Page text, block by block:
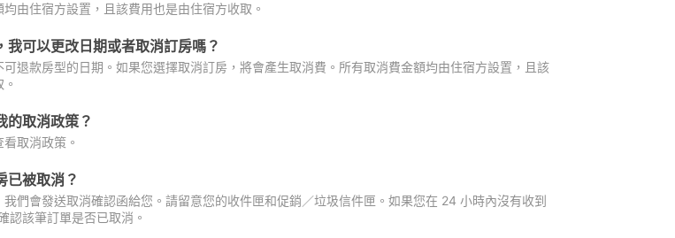
由住宿方設置，且該費用也是由住宿方收取。
我可以更改日期或者取消訂房嗎？
退款房型的日期。如果您選擇取消訂房，將會產生取消費。所有取消費金額均由住宿方設置，且該
的取消政策？
取消政策。
已被取消？
們會發送取消確認函給您。請留意您的收件匣和促銷／垃圾信件匣。如果您在 24 小時內沒有收到
認該筆訂單是否已取消。